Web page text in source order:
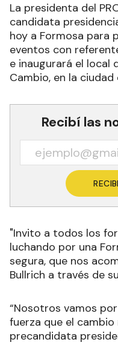
La presidenta del
candidata
hoy a Formosa para
eventos con
e inaugurará el local
Cambio, en la ciudad
Recibí las
"Invito a todos los
luchando por una
segura, que nos
Bullrich a través de
“Nosotros vamos
fuerza que el
precandidata